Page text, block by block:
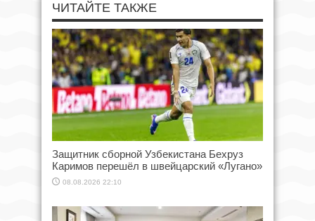
ЧИТАЙТЕ ТАКЖЕ
Защитник сборной Узбекистана Бехруз
Каримов перешёл в швейцарский «Лугано»
08.08.2026 22:10